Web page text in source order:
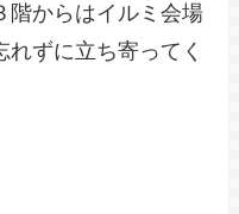
階からはイルミ会場
ずに立ち寄ってく